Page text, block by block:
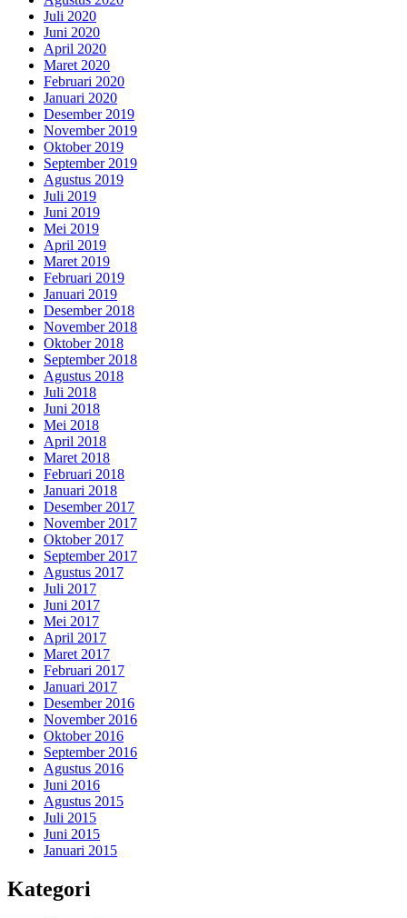
Juli 2020
Juni 2020
April 2020
Maret 2020
Februari 2020
Januari 2020
Desember 2019
November 2019
Oktober 2019
September 2019
Agustus 2019
Juli 2019
Juni 2019
Mei 2019
April 2019
Maret 2019
Februari 2019
Januari 2019
Desember 2018
November 2018
Oktober 2018
September 2018
Agustus 2018
Juli 2018
Juni 2018
Mei 2018
April 2018
Maret 2018
Februari 2018
Januari 2018
Desember 2017
November 2017
Oktober 2017
September 2017
Agustus 2017
Juli 2017
Juni 2017
Mei 2017
April 2017
Maret 2017
Februari 2017
Januari 2017
Desember 2016
November 2016
Oktober 2016
September 2016
Agustus 2016
Juni 2016
Agustus 2015
Juli 2015
Juni 2015
Januari 2015
Kategori